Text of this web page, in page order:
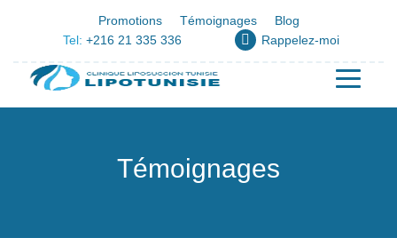
Promotions Témoignages
Blog
Tel: +216 21 335 336 Rappelez-moi
Témoignages